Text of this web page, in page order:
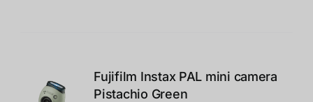
Fujifilm Instax PAL mini camera
Pistachio Green